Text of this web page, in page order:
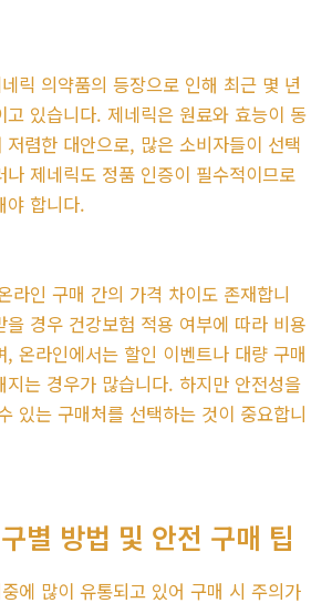
릭 의약품의 등장으로 인해 최근 몇 년
고 있습니다. 제네릭은 원료와 효능이 동
렴한 대안으로, 많은 소비자들이 선택
제네릭도 정품 인증이 필수적이므로
야 합니다.
라인 구매 간의 가격 차이도 존재합니
을 경우 건강보험 적용 여부에 따라 비용
온라인에서는 할인 이벤트나 대량 구매
지는 경우가 많습니다. 하지만 안전성을
있는 구매처를 선택하는 것이 중요합니
별 방법 및 안전 구매 팁
에 많이 유통되고 있어 구매 시 주의가